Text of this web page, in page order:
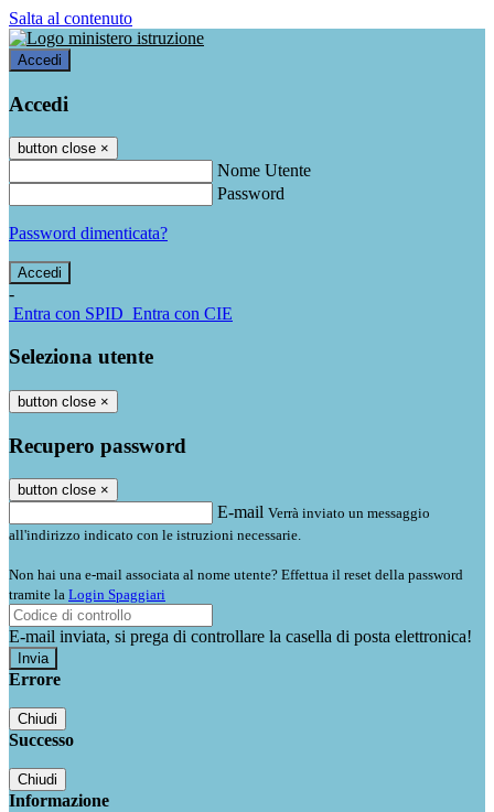
Salta al contenuto
Accedi
Accedi
button close ×
Nome Utente
Password
Password dimenticata?
-
Entra con SPID Entra con CIE
Seleziona utente
button close ×
Recupero password
button close ×
E-mail Verrà inviato un messaggio
all'indirizzo indicato con le istruzioni necessarie.
Non hai una e-mail associata al nome utente? Effettua il reset della password
tramite la Login Spaggiari
E-mail inviata, si prega di controllare la casella di posta elettronica!
Errore
Chiudi
Successo
Chiudi
Informazione